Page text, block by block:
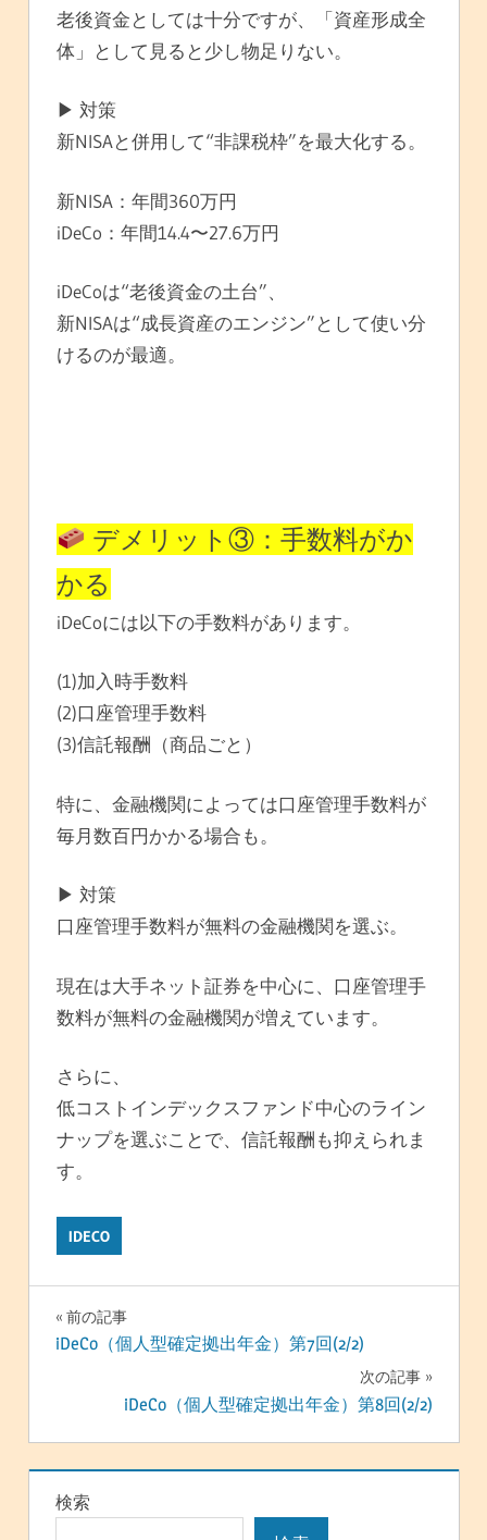
老後資金としては十分ですが、「資産形成全
体」として見ると少し物足りない。
▶ 対策
新NISAと併用して“非課税枠”を最大化する。
新NISA：年間360万円
iDeCo：年間14.4〜27.6万円
iDeCoは“老後資金の土台”、
新NISAは“成長資産のエンジン”として使い分
けるのが最適。
デメリット③：手数料がか
かる
iDeCoには以下の手数料があります。
(1)加入時手数料
(2)口座管理手数料
(3)信託報酬（商品ごと）
特に、金融機関によっては口座管理手数料が
毎月数百円かかる場合も。
▶ 対策
口座管理手数料が無料の金融機関を選ぶ。
現在は大手ネット証券を中心に、口座管理手
数料が無料の金融機関が増えています。
さらに、
低コストインデックスファンド中心のライン
ナップを選ぶことで、信託報酬も抑えられま
す。
IDECO
投
ビ
ゲ
前の記事
iDeCo（個人型確定拠出年金）第7回(2/2)
次の記事
iDeCo（個人型確定拠出年金）第8回(2/2)
検索